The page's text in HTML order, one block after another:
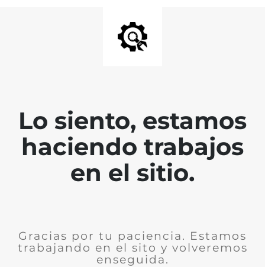
Lo siento, estamos
haciendo trabajos
en el sitio.
Gracias por tu paciencia. Estamos
trabajando en el sito y volveremos
enseguida.